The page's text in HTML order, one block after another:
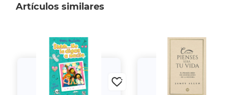
Artículos similares